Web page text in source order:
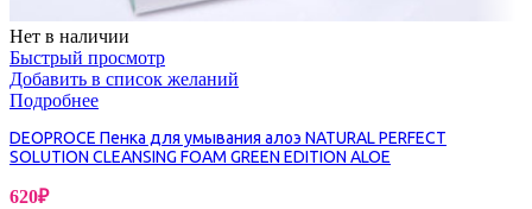
Нет в наличии
Быстрый просмотр
Добавить в список желаний
Подробнее
DEOPROCE Пенка для умывания алоэ NATURAL PERFECT
SOLUTION CLEANSING FOAM GREEN EDITION ALOE
620₽